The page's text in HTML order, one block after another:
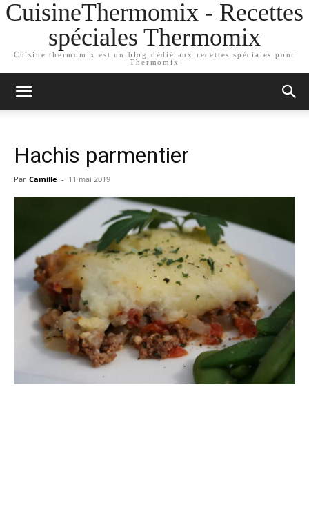
CuisineThermomix - Recettes
spéciales Thermomix
Cuisine thermomix est un blog dédié aux recettes spéciales pour
Thermomix
Hachis parmentier
Par Camille - 11 mai 2019